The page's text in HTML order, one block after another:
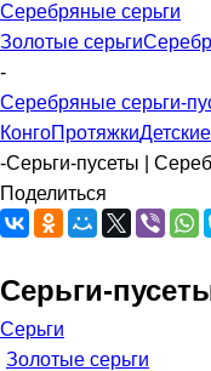
Серебряные серьги
Золотые серьги
-
Серебряные серьги-
КонгоПротяжкиДетские
-Серьги-пусеты |
Поделиться
Серьги-
Серьги
Золотые серьги